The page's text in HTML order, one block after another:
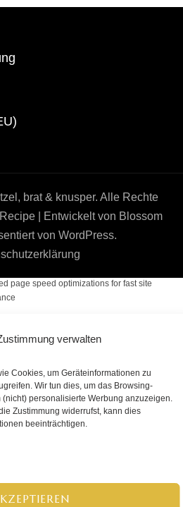
verwalten
Cookies, um Geräteinformationen zu
Wir tun dies, um das Browsing-
personalisierte Werbung anzuzeigen.
Zustimmung widerrufst, kann dies
beeinträchtigen.
brat & knusper. Alle Rechte
| Entwickelt von Blossom
von WordPress.